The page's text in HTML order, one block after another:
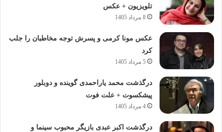
تلویزیون + عکس
8 مرداد 1405
عکس مونا کرمی و پسرش توجه مخاطبان را جلب
کرد
5 مرداد 1405
درگذشت محمد یاراحمدی گوینده و دوبلور
پیشکسوت + علت فوت
4 مرداد 1405
درگذشت اکبر عبدی بازیگر محبوب سینما و